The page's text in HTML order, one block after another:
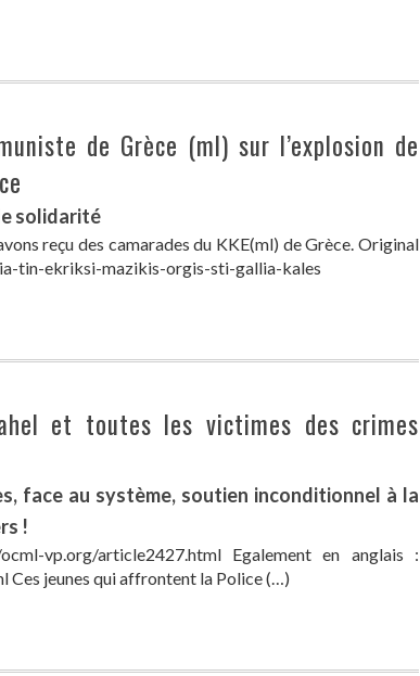
de Grèce (ml) sur l’explosion de
solidarité
reçu des camarades du KKE(ml) de Grèce. Original
tin-ekriksi-mazikis-orgis-sti-gallia-kales
et toutes les victimes des crimes
face au système, soutien inconditionnel à la
!
vp.org/article2427.html Egalement en anglais :
jeunes qui affrontent la Police (…)